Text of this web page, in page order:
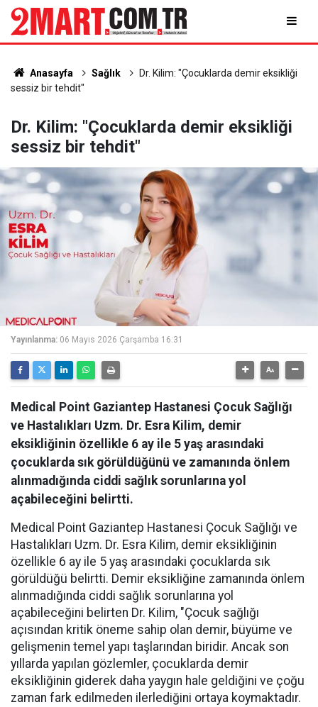
Anasayfa Sağlık
Dr. Kilim: "Çocuklarda demir eksikliği
sessiz bir tehdit"
Dr. Kilim: "Çocuklarda demir eksikliği
sessiz bir tehdit"
Yayınlanma: 06 Mayıs 2026 Çarşamba 16:31
Medical Point Gaziantep Hastanesi Çocuk Sağlığı
ve Hastalıkları Uzm. Dr. Esra Kilim, demir
eksikliğinin özellikle 6 ay ile 5 yaş arasındaki
çocuklarda sık görüldüğünü ve zamanında önlem
alınmadığında ciddi sağlık sorunlarına yol
açabileceğini belirtti.
Medical Point Gaziantep Hastanesi Çocuk Sağlığı ve
Hastalıkları Uzm. Dr. Esra Kilim, demir eksikliğinin
özellikle 6 ay ile 5 yaş arasındaki çocuklarda sık
görüldüğü belirtti. Demir eksikliğine zamanında önlem
alınmadığında ciddi sağlık sorunlarına yol
açabileceğini belirten Dr. Kilim, "Çocuk sağlığı
açısından kritik öneme sahip olan demir, büyüme ve
gelişmenin temel yapı taşlarından biridir. Ancak son
yıllarda yapılan gözlemler, çocuklarda demir
eksikliğinin giderek daha yaygın hale geldiğini ve çoğu
zaman fark edilmeden ilerlediğini ortaya koymaktadır.